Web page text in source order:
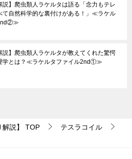
説】爬虫類人ラケルタは語る「念力もテレ
て自然科学的な裏付けがある！」≪ラケル
説】爬虫類人ラケルタが教えてくれた驚愕
学とは？≪ラケルタファイル2nd①≫
説】 TOP
テスラコイル